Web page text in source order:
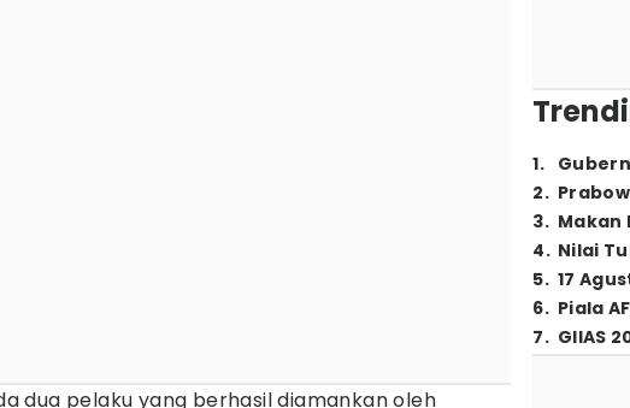
dua pelaku yang berhasil diamankan oleh
1.
2.
3. Makan
4. Nilai
5. 17
6. Piala
7. GIIAS